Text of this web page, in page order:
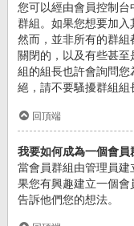
您可以經由會員控制台
群組。如果您想要加入
然而，並非所有的群
關閉的，以及有些甚
組的組長也許會詢問
絕，請不要騷擾群組組
回頂端
我要如何成為一個會員
當會員群組由管理員
果您有興趣建立一個會
告訴他們您的想法。